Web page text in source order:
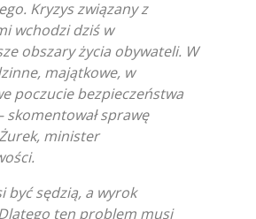
Kryzys związany z
wchodzi dziś w
obszary życia obywateli. W
majątkowe, w
poczucie bezpieczeństwa
skomentował sprawę
minister
być sędzią, a wyrok
ten problem musi